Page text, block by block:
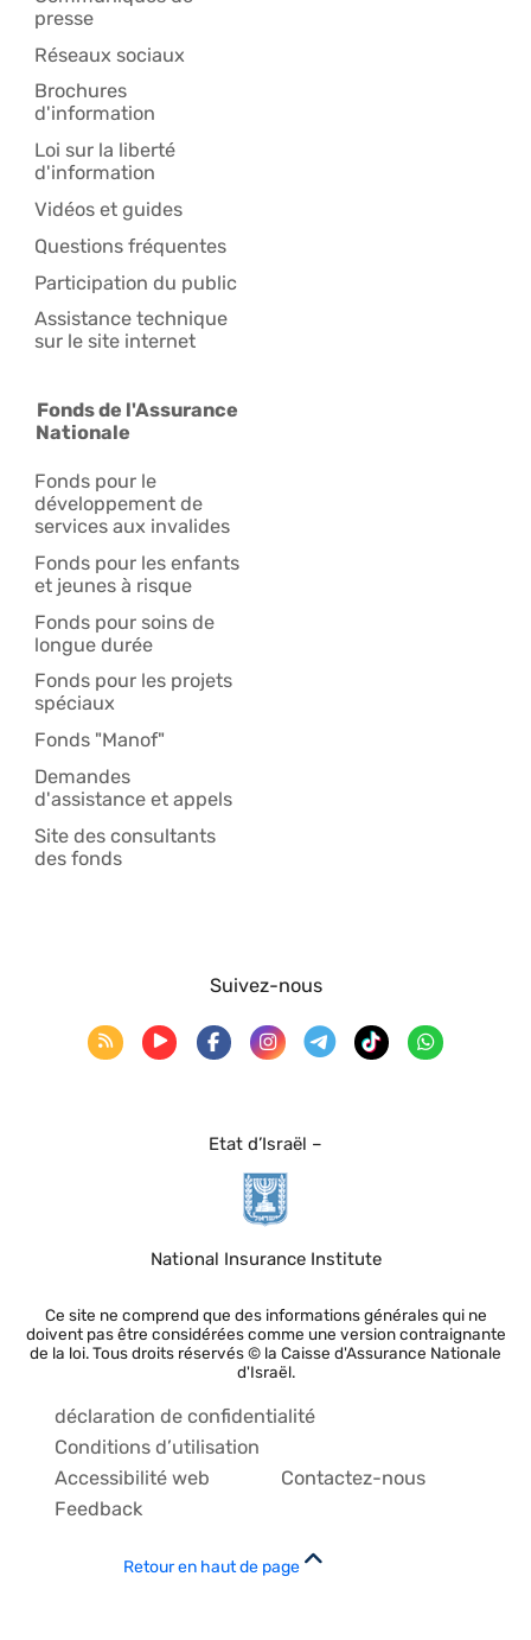
presse
Réseaux sociaux
Brochures
d'information
Loi sur la liberté
d'information
Vidéos et guides
Questions fréquentes
Participation du public
Assistance technique
sur le site internet
Fonds de l'Assurance
Nationale
Fonds pour le
développement de
services aux invalides
Fonds pour les enfants
et jeunes à risque
Fonds pour soins de
longue durée
Fonds pour les projets
spéciaux
Fonds "Manof"
Demandes
d'assistance et appels
Site des consultants
des fonds
Etat d’Israël –
National Insurance Institute
Ce site ne comprend que des informations générales qui ne
doivent pas être considérées comme une version contraignante
de la loi. Tous droits réservés © la Caisse d'Assurance Nationale
d'Israël.
Suivez-nous
déclaration de confidentialité
Conditions d’utilisation
Accessibilité web
Contactez-nous
Feedback
Retour en haut de page